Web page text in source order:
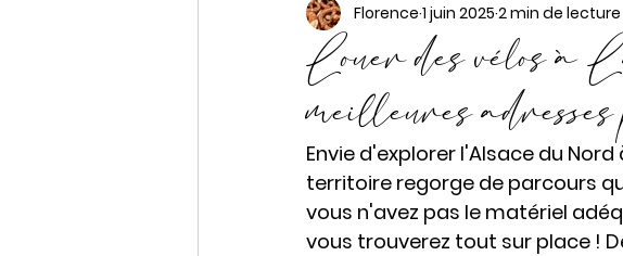
Louer des vélos
meilleures
Florence 1 juin 2025 2 min de lecture
Envie d'explorer l'Alsace du Nord
territoire regorge de parcours
vous n'avez pas le matériel
vous trouverez tout sur place !